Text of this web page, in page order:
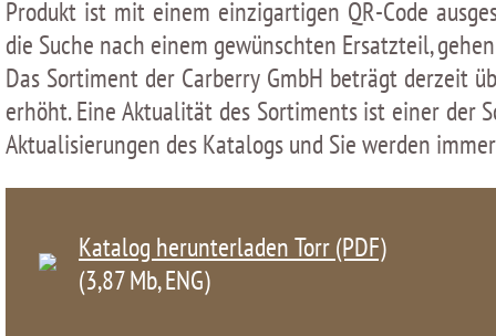
Produkt ist mit einem einzigartigen QR-Code
die Suche nach einem gewünschten Ersatzteil,
Das Sortiment der Carberry GmbH beträgt derzeit
erhöht. Eine Aktualität des Sortiments ist einer der
Aktualisierungen des Katalogs und Sie werden
Katalog herunterladen Torr (PDF)
(3,87 Мb, ENG)